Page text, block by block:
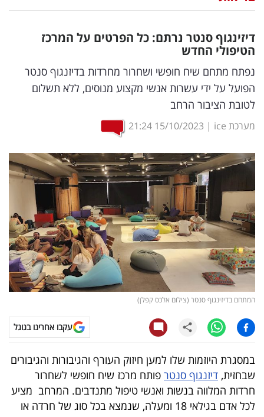
דיגיטל
וטק
שיווק
ופרסום
מדדים
ומחקרים
דעות
רכילות
עסקית
קריפטו
ויראלי
טלוויזיה
עסקי
ספורט
דיזינגוף סנטר נרתם: כל הפרטים על המרכז
הטיפולי החדש
נפתח מתחם שיח חופשי ושחרור מחרדות בדיזנגוף סנטר
הפועל על ידי עשרות אנשי מקצוע מנוסים, ללא תשלום
לטובת הציבור הרחב
מערכת ice |
15/10/2023
21:24
המתחם בדיזינגוף סנטר (צילום אלכס קפלן)
עקבו אחרינו בגוגל
במסגרת היוזמות שלו למען חיזוק העורף והגיבורות והגיבורים
שבחזית, דיזנגוף סנטר פותח מרכז שיח חופשי לשחרור
חרדות המלווה בנשות ואנשי טיפול מתנדבים. המרחב מציע
לכל אדם בגילאי 18 ומעלה, שנמצא בכל סוג של חרדה או